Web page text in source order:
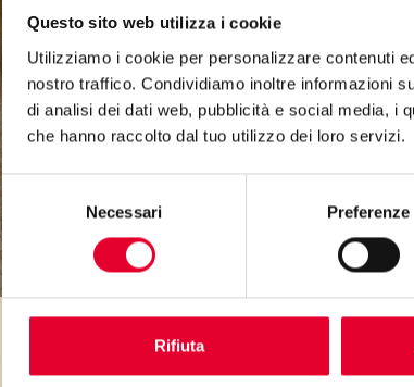
Questo sito web utilizza i cookie
Utilizziamo i cookie per personalizzare contenuti
nostro traffico. Condividiamo inoltre informazioni
di analisi dei dati web, pubblicità e social media, i
che hanno raccolto dal tuo utilizzo dei loro servizi.
del
consenso
Necessari Preferenze
Rifiuta